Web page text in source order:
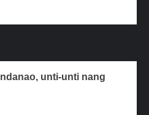
unti-unti nang